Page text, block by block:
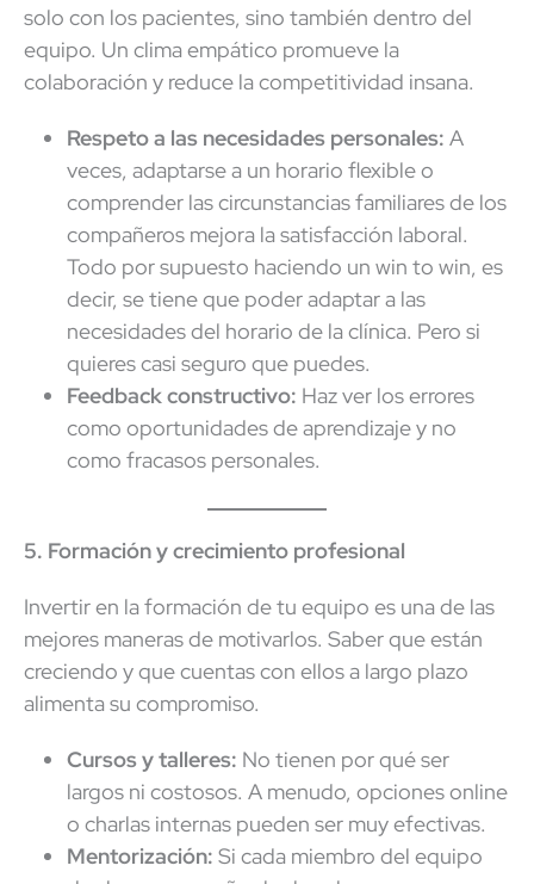
solo con los pacientes, sino también dentro del
equipo. Un clima empático promueve la
colaboración y reduce la competitividad insana.
Respeto a las necesidades personales: A
veces, adaptarse a un horario flexible o
comprender las circunstancias familiares de los
compañeros mejora la satisfacción laboral.
Todo por supuesto haciendo un win to win, es
decir, se tiene que poder adaptar a las
necesidades del horario de la clínica. Pero si
quieres casi seguro que puedes.
Feedback constructivo: Haz ver los errores
como oportunidades de aprendizaje y no
como fracasos personales.
5. Formación y crecimiento profesional
Invertir en la formación de tu equipo es una de las
mejores maneras de motivarlos. Saber que están
creciendo y que cuentas con ellos a largo plazo
alimenta su compromiso.
Cursos y talleres: No tienen por qué ser
largos ni costosos. A menudo, opciones online
o charlas internas pueden ser muy efectivas.
Mentorización: Si cada miembro del equipo